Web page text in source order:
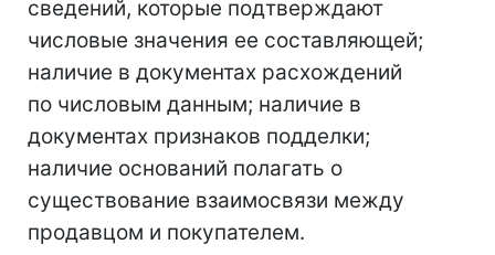
сведений, которые подтверждают
числовые значения ее составляющей;
наличие в документах расхождений
по числовым данным; наличие в
документах признаков подделки;
наличие оснований полагать о
существование взаимосвязи между
продавцом и покупателем.